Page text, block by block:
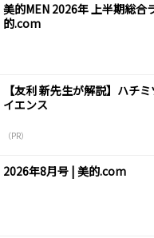
美的MEN 2026年 上半期総合
的.com
【友利 新先生が解説】ハチ
イエンス
（PR）
2026年8月号 | 美的.com